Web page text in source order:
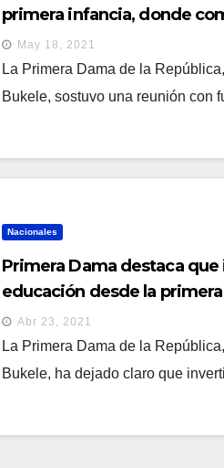
primera infancia, donde
May 18, 2021
La Primera Dama de la
Bukele, sostuvo una reunión con
Nacionales
Primera Dama destaca
educación desde la
prioridad del Gobierno
Abr 23, 2021
La Primera Dama de la
Bukele, ha dejado claro que